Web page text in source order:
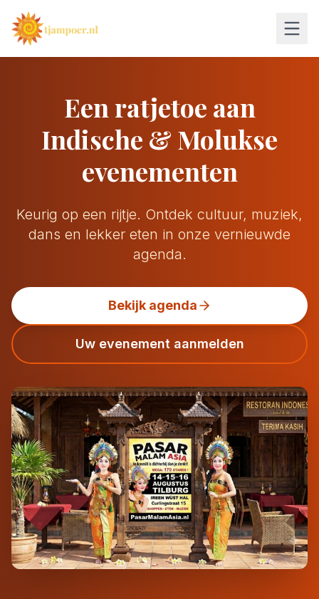
Een ratjetoe aan
Indische & Molukse
evenementen
Keurig op een rijtje. Ontdek cultuur, muziek,
dans en lekker eten in onze vernieuwde
agenda.
Bekijk agenda
Uw evenement aanmelden